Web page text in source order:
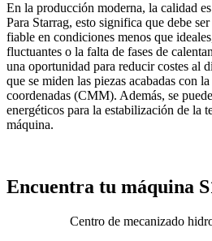
En la producción moderna, la calidad
Para Starrag, esto significa que debe
fiable en condiciones menos que
fluctuantes o la falta de fases de
una oportunidad para reducir costes al
que se miden las piezas acabadas con
coordenadas (CMM). Además, se
energéticos para la estabilización de la
máquina.
Encuentra tu máquina
Centro de mecanizado